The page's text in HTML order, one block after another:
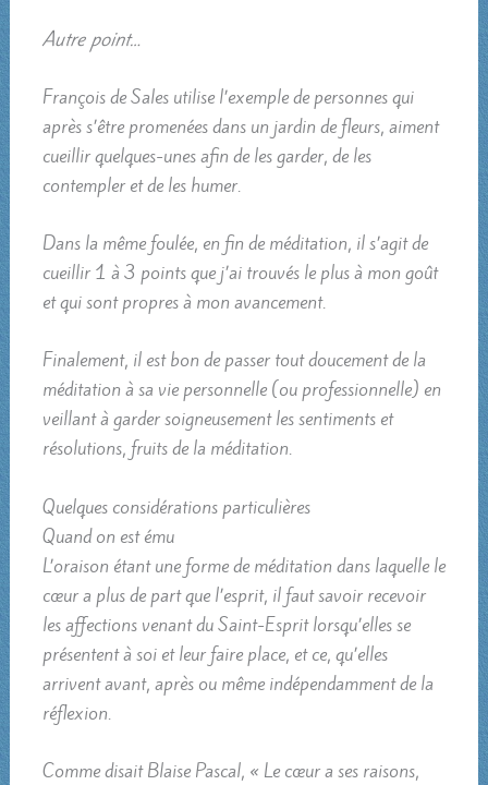
Autre point…
François de Sales utilise l’exemple de personnes qui
après s’être promenées dans un jardin de fleurs, aiment
cueillir quelques-unes afin de les garder, de les
contempler et de les humer.
Dans la même foulée, en fin de méditation, il s’agit de
cueillir 1 à 3 points que j’ai trouvés le plus à mon goût
et qui sont propres à mon avancement.
Finalement, il est bon de passer tout doucement de la
méditation à sa vie personnelle (ou professionnelle) en
veillant à garder soigneusement les sentiments et
résolutions, fruits de la méditation.
Quelques considérations particulières
Quand on est ému
L’oraison étant une forme de méditation dans laquelle le
cœur a plus de part que l’esprit, il faut savoir recevoir
les affections venant du Saint-Esprit lorsqu’elles se
présentent à soi et leur faire place, et ce, qu’elles
arrivent avant, après ou même indépendamment de la
réflexion.
Comme disait Blaise Pascal, « Le cœur a ses raisons,